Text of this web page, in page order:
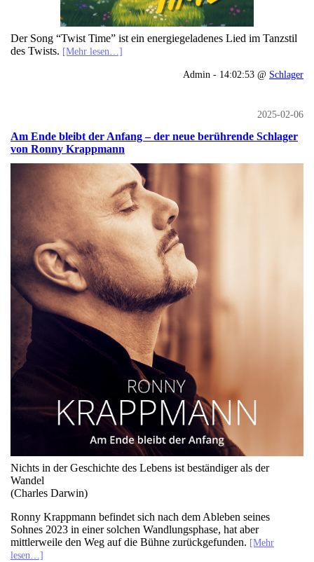
Der Song “Twist Time” ist ein energiegeladenes Lied im Tanzstil
des Twists. [Mehr lesen…]
Admin - 14:02:53 @ Schlager
2025-02-06
Am Ende bleibt der Anfang – der neue berührende Schlager
von Ronny Krappmann
Nichts in der Geschichte des Lebens ist beständiger als der
Wandel
(Charles Darwin)
Ronny Krappmann befindet sich nach dem Ableben seines
Sohnes 2023 in einer solchen Wandlungsphase, hat aber
mittlerweile den Weg auf die Bühne zurückgefunden. [Mehr
lesen…]